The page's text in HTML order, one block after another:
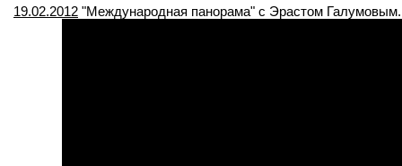
19.02.2012 "Международная панорама" с Эрастом